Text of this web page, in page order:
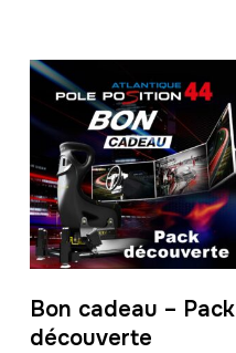
Bon cadeau – Pack
découverte